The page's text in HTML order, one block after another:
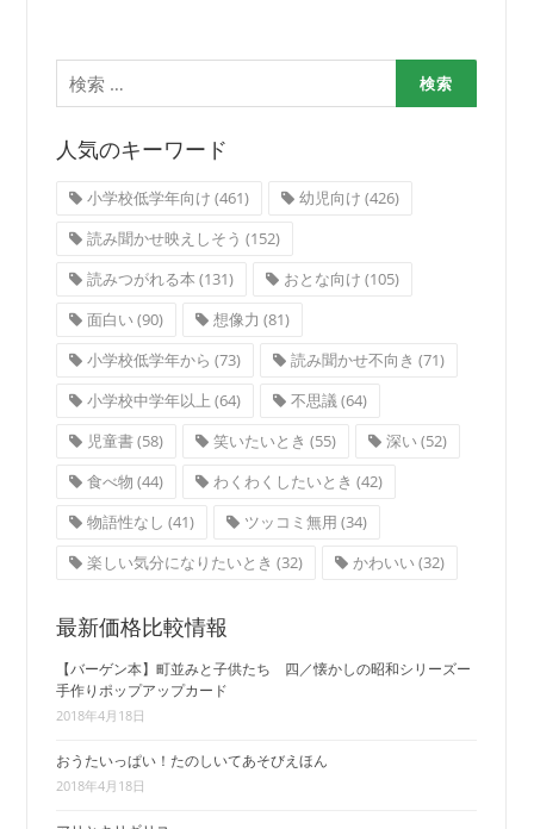
検
索:
人気のキーワード
小学校低学年向け (461) 幼児向け (426)
読み聞かせ映えしそう (152)
読みつがれる本 (131) おとな向け (105)
面白い(90) 想像力 (81)
小学校低学年から (73) 読み聞かせ不向き (71)
小学校中学年以上 (64) 不思議(64)
児童書(58) 笑いたいとき (55) 深い(52)
食べ物 (44) わくわくしたいとき (42)
物語性なし (41) ツッコミ無用 (34)
楽しい気分になりたいとき (32) かわいい(32)
最新価格比較情報
【バーゲン本】町並みと子供たち 四／懐かしの昭和シリーズー
手作りポップアップカード
2018年4月18日
おうたいっぱい！たのしいてあそびえほん
2018年4月18日